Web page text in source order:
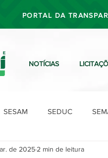
PORTAL DA
NOTÍCIAS
SESAM SEDUC
SEPLAN SDU
de 2025 2 min de leitura